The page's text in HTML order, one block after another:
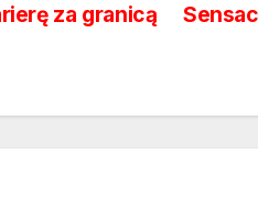
za granicą